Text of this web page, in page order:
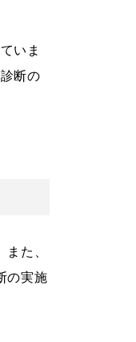
いま
断の
また、
の実施